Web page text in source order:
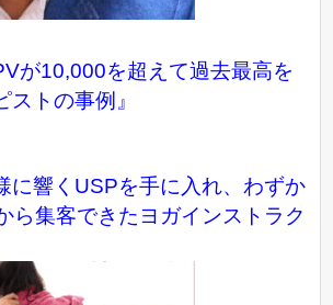
が10,000を超えて過去最高を
トの事例』
に響くUSPを手に入れ、わずか
ら集客できたヨガインストラク